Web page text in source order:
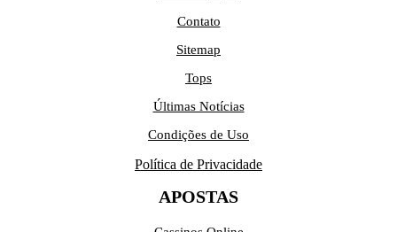
Contato
Sitemap
Tops
Últimas Notícias
Condições de Uso
Política de Privacidade
APOSTAS